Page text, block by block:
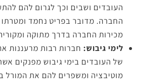
העובדים ושבים וכך לגרום להם
החברה. מדובר בפריט נחמד
מכירות החברה בדרך מתוקה
לימי גיבוש: חברות רבות מרעננות
של העובדים בימי גיבוש מפנקים
מוטיבציה ומשפרים להם את המורל